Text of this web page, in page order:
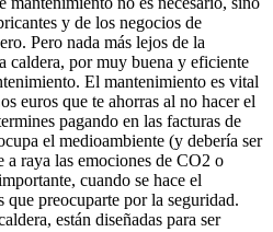
y de los negocios de
Pero nada más lejos de la
caldera, por muy buena y eficiente
El mantenimiento es vital
euros que te ahorras al no hacer el
pagando en las facturas de
el medioambiente (y debería ser
a raya las emociones de CO2 o
cuando se hace el
preocuparte por la seguridad.
están diseñadas para ser